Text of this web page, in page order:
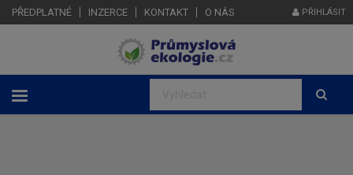
PŘEDPLATNÉ INZERCE KONTAKT O NÁS PŘIHLÁSIT